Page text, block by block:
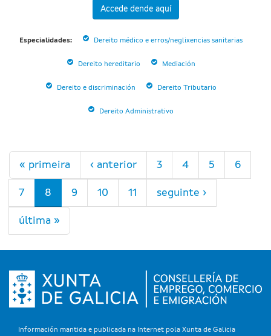
Accede dende aquí
Especialidades: Dereito médico e erros/neglixencias sanitarias
Dereito hereditario Mediación
Dereito e discriminación Dereito Tributario
Dereito Administrativo
Páxinas
« primeira ‹ anterior 3 4 5 6
7 8 9 10 11 seguinte ›
última »
Información mantida e publicada na Internet pola Xunta de Galicia